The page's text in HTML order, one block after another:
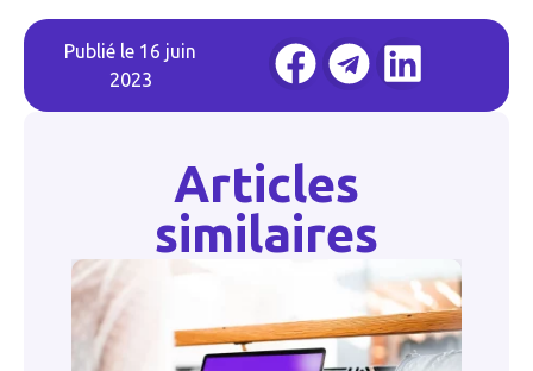
Publié le 16 juin
2023
Articles
similaires